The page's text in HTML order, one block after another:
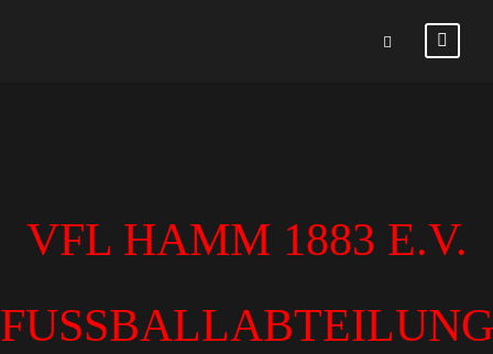
VFL HAMM 1883 E.V.
FUSSBALLABTEILUNG